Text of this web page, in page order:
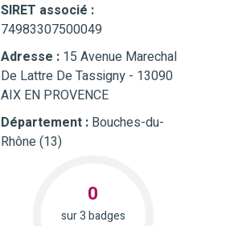
SIRET associé :
74983307500049
Adresse : 15 Avenue Marechal
De Lattre De Tassigny - 13090
AIX EN PROVENCE
Département : Bouches-du-
Rhône (13)
0
sur 3 badges